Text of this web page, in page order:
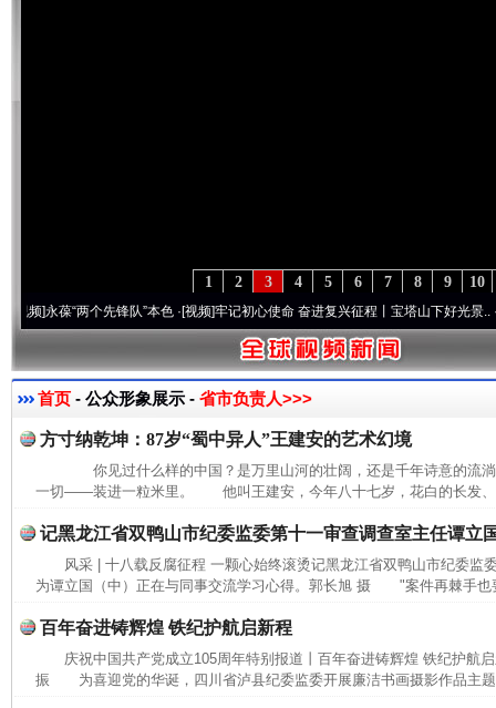
10
9
8
7
6
5
4
3
2
1
永葆“两个先锋队”本色·[视频]牢记初心使命 奋进复兴征程丨宝塔山下好光景..·[视频]
首页 - 公众形象展示 - 省市负责人>>>
方寸纳乾坤：87岁“蜀中异人”王建安的艺术幻境
你见过什么样的中国？是万里山河的壮阔，还是千年诗意的
一切——装进一粒米里。 他叫王建安，今年八十七岁，花白的长发、
记黑龙江省双鸭山市纪委监委第十一审查调查室主任谭立
风采 | 十八载反腐征程 一颗心始终滚烫记黑龙江省双鸭山市纪委监
为谭立国（中）正在与同事交流学习心得。郭长旭 摄 "案件再棘手也
百年奋进铸辉煌 铁纪护航启新程
庆祝中国共产党成立105周年特别报道丨百年奋进铸辉煌 铁纪护航
振 为喜迎党的华诞，四川省泸县纪委监委开展廉洁书画摄影作品主